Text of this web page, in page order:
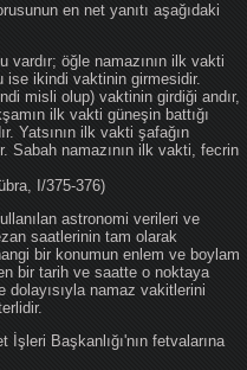
en net yanıtı aşağıdaki
vardır; öğle namazının ilk vakti
ise ikindi vaktinin girmesidir.
misli olup) vaktinin girdiği andır,
ilk vakti güneşin battığı
Yatsının ilk vakti şafağın
Sabah namazının ilk vakti, fecrin
I/375-376)
astronomi verileri ve
saatlerinin tam olarak
bir konumun enlem ve boylam
bir tarih ve saatte o noktaya
dolayısıyla namaz vakitlerini
Başkanlığı'nın fetvalarına